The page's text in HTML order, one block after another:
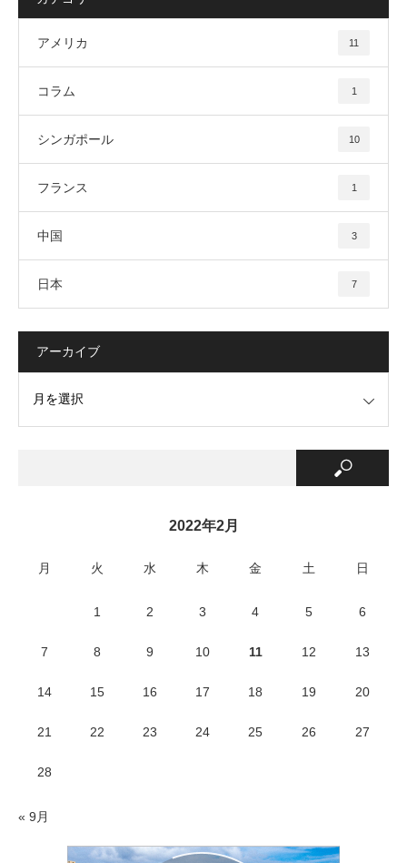
アメリカ 11
コラム 1
シンガポール 10
フランス 1
中国 3
日本 7
アーカイブ
2022年2月
月 火 水 木 金 土 日
1 2 3 4 5 6
7 8 9 10 11 12 13
14 15 16 17 18 19 20
21 22 23 24 25 26 27
28
« 9月